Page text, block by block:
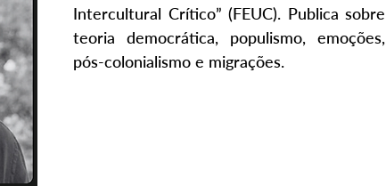
Intercultural Crítico” (FEUC). Publica sobre
teoria democrática, populismo, emoções,
pós-colonialismo e migrações.